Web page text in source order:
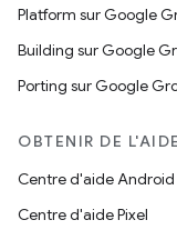
Platform sur Google
Building sur Google
Porting sur Google
OBTENIR DE L'AIDE
Centre d'aide Android
Centre d'aide Pixel